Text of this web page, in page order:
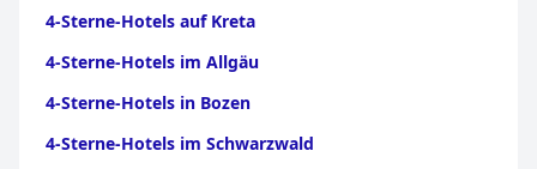
Aragonien | 4-Sterne-Hotels in Extremadura
Kantabrien | 4-Sterne-Hotels in der Region Murcia
Sterne-Hotels in Navarra
Sterne-Hotels in Ceuta und Melilla
4-Sterne-Hotels auf Kreta
4-Sterne-Hotels im Allgäu
4-Sterne-Hotels in Bozen
4-Sterne-Hotels im Schwarzwald